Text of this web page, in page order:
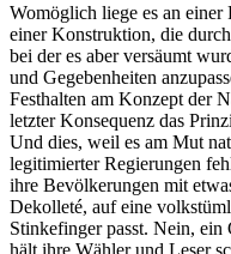
Womöglich liege es an
einer Konstruktion, die
bei der es aber versäumt
und Gegebenheiten
Festhalten am Konzept der
letzter Konsequenz das
Und dies, weil es am Mut
legitimierter Regierungen
ihre Bevölkerungen mit
Dekolleté, auf eine
Stinkefinger passt. Nein,
hält ihre Wähler und Leser